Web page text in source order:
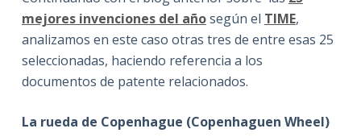
omejores invenciones del añosegún el TIME,
analizamos en este caso otras tres de entre esas 25
seleccionadas, haciendo referencia a los
documentos de patente relacionados.
La rueda de Copenhague (Copenhaguen Wheel)